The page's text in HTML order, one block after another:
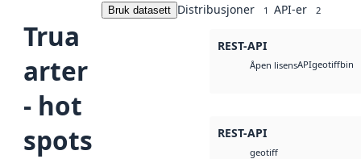
Trua
arter
- hot
spots
Bruk datasett Distribusjoner 1 API-er 2
REST-API
Åpen lisensAPIgeotiffbin
REST-API
geotiff